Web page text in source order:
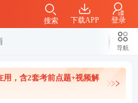
下载APP 登录
搜索
导航
，含2套考前点题+视频解